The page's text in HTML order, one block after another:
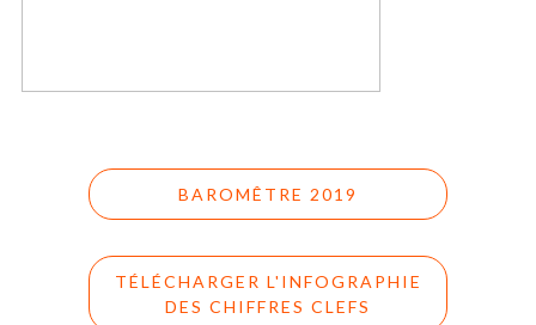
BAROMÊTRE 2019
TÉLÉCHARGER L'INFOGRAPHIE
DES CHIFFRES CLEFS